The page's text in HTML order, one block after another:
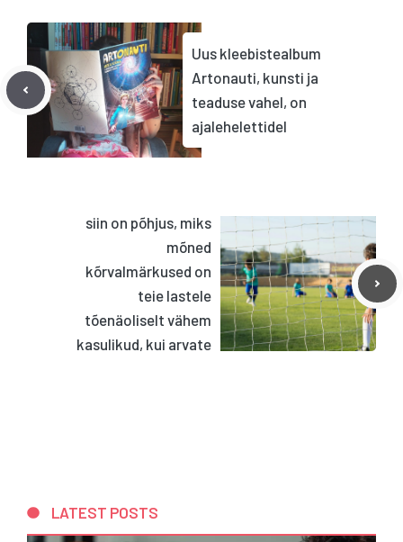
Uus kleebistealbum
Artonauti, kunsti ja
teaduse vahel, on
ajalehelettidel
siin on põhjus, miks
mõned
kõrvalmärkused on
teie lastele
tõenäoliselt vähem
kasulikud, kui arvate
LATEST POSTS